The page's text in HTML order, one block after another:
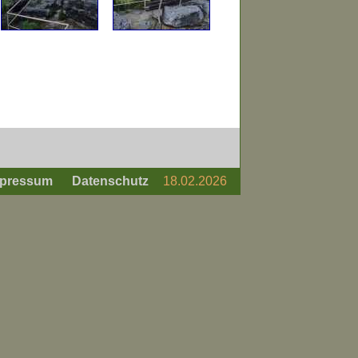
Datenschutz 18.02.2026